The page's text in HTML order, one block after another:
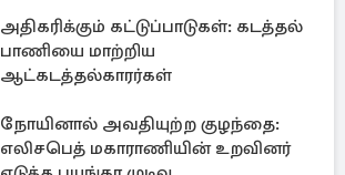
அதிகரிக்கும் கட்டுப்பாடுகள்: கடத்தல்
பாணியை மாற்றிய
ஆட்கடத்தல்காரர்கள்
நோயினால் அவதியுற்ற குழந்தை:
எலிசபெத் மகாராணியின் உறவினர்